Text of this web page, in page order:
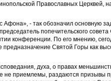
Православных Церквей,
Афона», - так обозначил основную
попечительского
конференции. По его мнению,
Святой Горы как
духа, о правах
не приемлемы, раздаются призывы